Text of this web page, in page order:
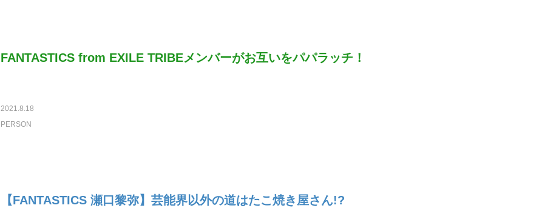
FANTASTICS from EXILE TRIBEメンバーがお互いをパパラッチ！
2021.8.18
PERSON
【FANTASTICS 瀬口黎弥】芸能界以外の道はたこ焼き屋さん!?